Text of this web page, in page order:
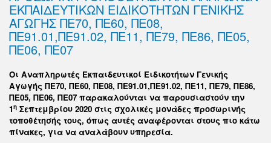
ΕΚΠΑΙΔΕΥΤΙΚΩΝ ΕΙΔΙΚΟΤΗΤΩΝ ΓΕΝΙΚΗΣ
ΑΓΩΓΗΣ ΠΕ70, ΠΕ60, ΠΕ08,
ΠΕ91.01,ΠΕ91.02, ΠΕ11, ΠΕ79, ΠΕ86, ΠΕ05,
ΠΕ06, ΠΕ07
Οι Αναπληρωτές Εκπαιδευτικοί Ειδικοτήτων Γενικής
Αγωγής ΠΕ70, ΠΕ60, ΠΕ08, ΠΕ91.01,ΠΕ91.02, ΠΕ11, ΠΕ79, ΠΕ86,
ΠΕ05, ΠΕ06, ΠΕ07 παρακαλούνται να παρουσιαστούν την
1η Σεπτεμβρίου 2020 στις σχολικές μονάδες προσωρινής
τοποθέτησής τους, όπως αυτές αναφέρονται στους πιο κάτω
πίνακες, για να αναλάβουν υπηρεσία.